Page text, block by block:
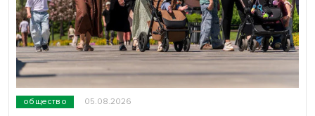
общество 05.08.2026